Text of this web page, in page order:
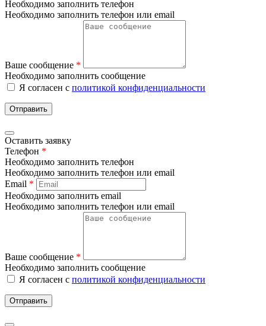
Необходимо заполнить телефон
Необходимо заполнить телефон или email
Ваше сообщение *
Необходимо заполнить сообщение
Я согласен с политикой конфиденциальности
Отправить
Оставить заявку
Телефон *
Необходимо заполнить телефон
Необходимо заполнить телефон или email
Email *
Необходимо заполнить email
Необходимо заполнить телефон или email
Ваше сообщение *
Необходимо заполнить сообщение
Я согласен с политикой конфиденциальности
Отправить